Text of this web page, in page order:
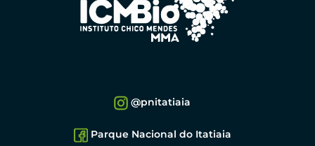
@pnitatiaia
Parque Nacional do Itatiaia